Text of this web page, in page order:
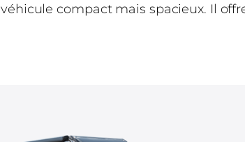
véhicule compact mais spacieux. Il